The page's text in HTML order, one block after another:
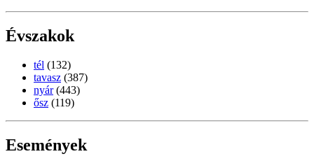
Évszakok
tél (132)
tavasz (387)
nyár (443)
ősz (119)
Események